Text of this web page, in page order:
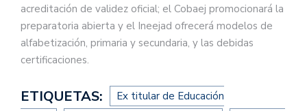
acreditación de validez oficial; el Cobaej promocionará la
preparatoria abierta y el Ineejad ofrecerá modelos de
alfabetización, primaria y secundaria, y las debidas
certificaciones.
ETIQUETAS:
Ex titular de Educación